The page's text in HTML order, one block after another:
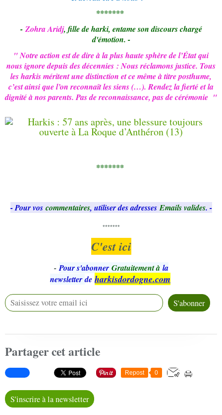
*******
-Zohra Aridj, fille de harki, entame son discours chargé
d'émotion. -
" Notre action est de dire à la plus haute sphère de l’État qui
nous ignore depuis des décennies : Nous réclamons justice. Tous
les harkis méritent une distinction et ce même à titre posthume,
c’est ainsi que l’on reconnaît les siens (…). Rendez la fierté et la
dignité à nos parents. Pas de reconnaissance, pas de cérémonie "
*******
- Pour vos commentaires, utiliser des adressesEmails valides. -
*******
C'est ici
- Pour s'abonner Gratuitement à la
newsletter de harkisdordogne.com
Partager cet article
Repost 0
S'inscrire à la newsletter